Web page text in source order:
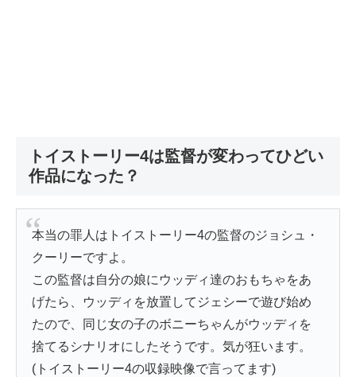
トイストーリー4は監督が変わってひどい
作品になった？
本当の罪人はトイストーリー4の監督のジョシュ・
クーリーですよ。
この監督は自分の娘にウッディ達のおもちゃをあ
げたら、ウッディを放置してジェシーで遊び始め
たので、同じ女の子のボニーちゃんがウッディを
捨てるシナリオにしたそうです。気が狂います。
(トイストーリー4の収録映像で言ってます)